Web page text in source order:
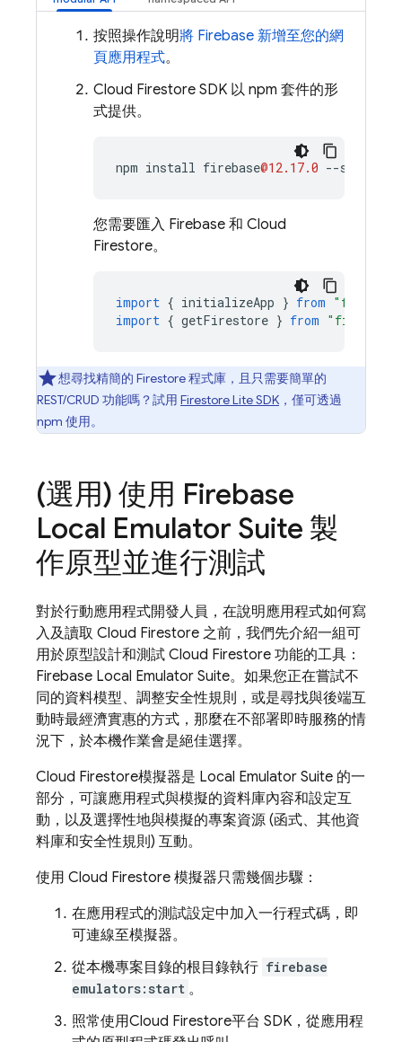
按照操作說明將 Firebase 新增至您的網
頁應用程式。
Cloud Firestore SDK 以 npm 套件的形
式提供。
npm install firebase@12.17.0 --save
您需要匯入 Firebase 和 Cloud
Firestore。
import { initializeApp } from
import { getFirestore } from
想尋找精簡的 Firestore 程式庫，且只需要簡單的
REST/CRUD 功能嗎？試用 Firestore Lite SDK ，僅可透過
npm 使用。
(選用) 使用 Firebase
Local Emulator Suite 製
作原型並進行測試
對於行動應用程式開發人員，在說明應用程式如何寫
入及讀取 Cloud Firestore 之前，我們先介紹一組可
用於原型設計和測試 Cloud Firestore 功能的工具：
Firebase Local Emulator Suite。如果您正在嘗試不
同的資料模型、調整安全性規則，或是尋找與後端互
動時最經濟實惠的方式，那麼在不部署即時服務的情
況下，於本機作業會是絕佳選擇。
Cloud Firestore模擬器是 Local Emulator Suite 的一
部分，可讓應用程式與模擬的資料庫內容和設定互
動，以及選擇性地與模擬的專案資源 (函式、其他資
料庫和安全性規則) 互動。
使用 Cloud Firestore 模擬器只需幾個步驟：
在應用程式的測試設定中加入一行程式碼，即
可連線至模擬器。
從本機專案目錄的根目錄執行 firebase
emulators:start 。
照常使用Cloud Firestore平台 SDK，從應用程